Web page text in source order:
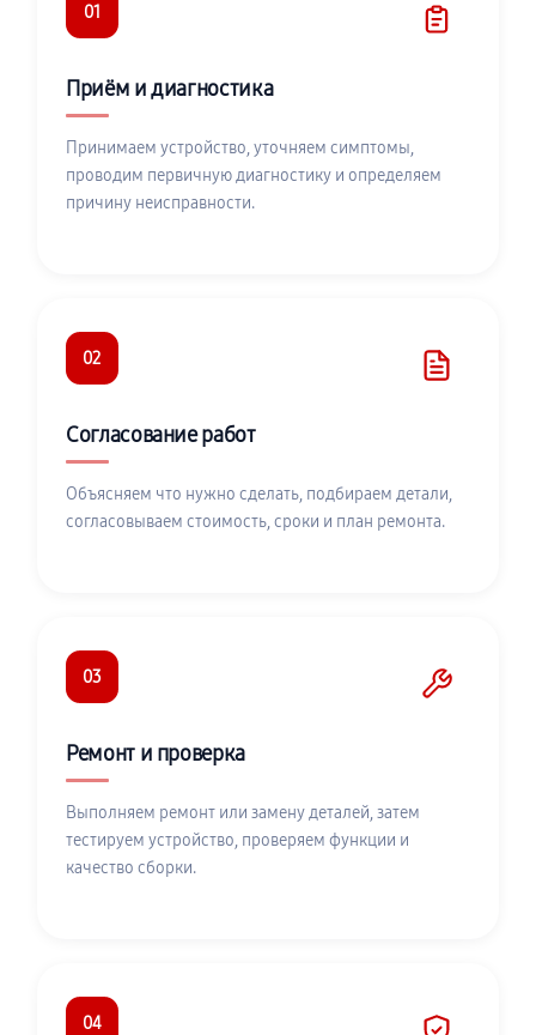
01
Приём и диагностика
Принимаем устройство, уточняем симптомы,
проводим первичную диагностику и определяем
причину неисправности.
02
Согласование работ
Объясняем что нужно сделать, подбираем детали,
согласовываем стоимость, сроки и план ремонта.
03
Ремонт и проверка
Выполняем ремонт или замену деталей, затем
тестируем устройство, проверяем функции и
качество сборки.
04